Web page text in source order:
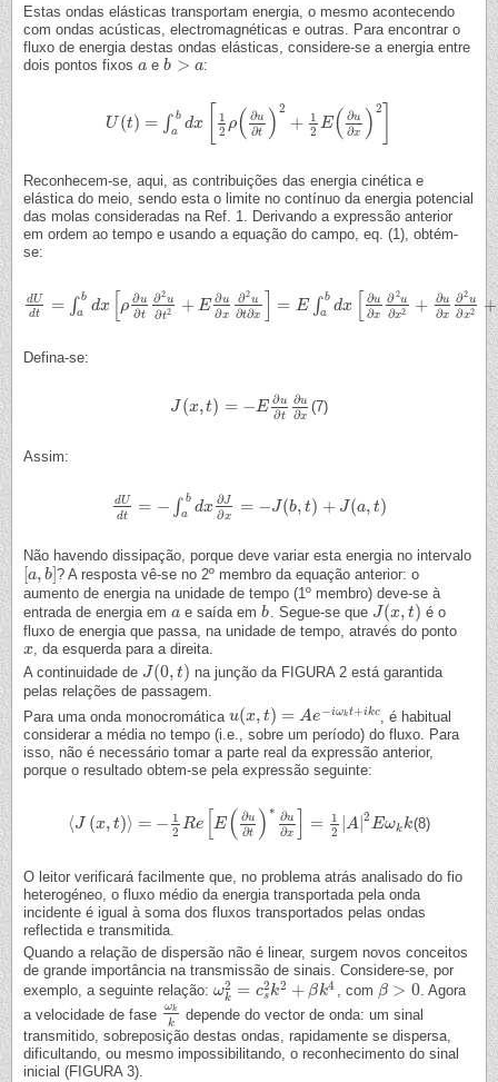
Estas ondas elásticas transportam energia, o mesmo acontecendo
com ondas acústicas, electromagnéticas e outras. Para encontrar o
fluxo de energia destas ondas elásticas, considere-se a energia entre
dois pontos fixos a
a eb > a
b >a :
U (t) = ∫ b
a
dx
1
2 ρ( ∂u
∂t ) 2
+ 1
2 E( ∂u
∂x ) 2
U( t)=∫ ab x [12ρ( u∂ t)2 +12 E u∂ x)2]
Reconhecem-se, aqui, as contribuições das energia cinética e
elástica do meio, sendo esta o limite no contínuo da energia potencial
das molas consideradas na Ref. 1. Derivando a expressão anterior
em ordem ao tempo e usando a equação do campo, eq. (1), obtém-
se:
dU
dt = ∫ b
a
dx [ρ ∂u
∂t
∂2u
∂t2 + E ∂u
∂x
∂2u
∂t∂x = E ∫ b
a
dx ∂u
∂x
∂2u
∂x2 + ∂u
∂x
∂2u
∂x2 +
dUd t=∫ ab x[ρ u∂t∂2 u∂t2 +E ∂u∂x∂ 2u∂t∂ =E ∫ab d [∂u∂ ∂2u∂x2 +∂u ∂x∂ 2u∂x 2
Defina-se:
J (x,t) = −E ∂u
∂t
∂u
∂x
J( x,t)= − E∂ u∂t∂u∂x (7)
Assim:
dU
dt = − ∫ b
a
dx ∂J
∂x = −J(b, t) + J(a, t)
dUd t=−∫a bd ∂J∂x=− J(b,t)+J(a ,t )
Não havendo dissipação, porque deve variar esta energia no intervalo
[a, b]
a,b] ? A resposta vê-se no 2º membro da equação anterior: o
aumento de energia na unidade de tempo (1º membro) deve-se à
entrada de energia em a
a e saída emb
b . Segue-se que J(x, t)
J(x,t)
é o
fluxo de energia que passa, na unidade de tempo, através do ponto
x
x
, da esquerda para a direita.
A continuidade de J(0, t)
J(0,t)
na junção da FIGURA 2 está garantida
pelas relações de passagem.
Para uma onda monocromática u(x, t) = Ae−iωkt+ikc
u(x,t) = A e− iωkt+ikc
, é habitual
considerar a média no tempo (i.e., sobre um período) do fluxo. Para
isso, não é necessário tomar a parte real da expressão anterior,
porque o resultado obtem-se pela expressão seguinte:
⟨J (x, t)⟩ = − 1
2 Re [E ( ∂u
∂t ) ∗
∂u
∂x =
1
2
A| 2
Eωkk
⟨J( x,t)⟩ = −1 2R e[ E(∂u∂ ∗∂u ∂x] = 2|A Eω kk (8)
O leitor verificará facilmente que, no problema atrás analisado do fio
heterogéneo, o fluxo médio da energia transportada pela onda
incidente é igual à soma dos fluxos transportados pelas ondas
reflectida e transmitida.
Quando a relação de dispersão não é linear, surgem novos conceitos
de grande importância na transmissão de sinais. Considere-se, por
exemplo, a seguinte relação: ω2
k = c2
sk2 + βk4
ωk 2=cs2k2 +β k4 , com β > 0
β>0
. Agora
a velocidade de fase
ωk
k
ωk kdepende do vector de onda: um sinal
transmitido, sobreposição destas ondas, rapidamente se dispersa,
dificultando, ou mesmo impossibilitando, o reconhecimento do sinal
inicial (FIGURA 3).